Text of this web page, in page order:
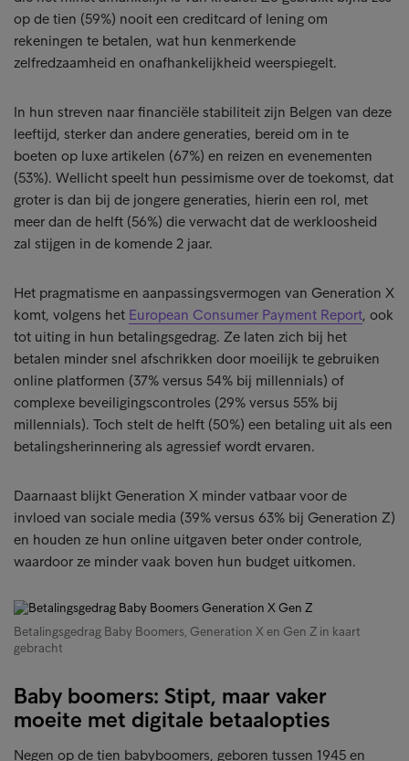
op de tien (59%) nooit een creditcard of lening om
rekeningen te betalen, wat hun kenmerkende
zelfredzaamheid en onafhankelijkheid weerspiegelt.
In hun streven naar financiële stabiliteit zijn Belgen van deze
leeftijd, sterker dan andere generaties, bereid om in te
boeten op luxe artikelen (67%) en reizen en evenementen
(53%). Wellicht speelt hun pessimisme over de toekomst, dat
groter is dan bij de jongere generaties, hierin een rol, met
meer dan de helft (56%) die verwacht dat de werkloosheid
zal stijgen in de komende 2 jaar.
Het pragmatisme en aanpassingsvermogen van Generation X
komt, volgens het European Consumer Payment Report, ook
tot uiting in hun betalingsgedrag. Ze laten zich bij het
betalen minder snel afschrikken door moeilijk te gebruiken
online platformen (37% versus 54% bij millennials) of
complexe beveiligingscontroles (29% versus 55% bij
millennials). Toch stelt de helft (50%) een betaling uit als een
betalingsherinnering als agressief wordt ervaren.
Daarnaast blijkt Generation X minder vatbaar voor de
invloed van sociale media (39% versus 63% bij Generation Z)
en houden ze hun online uitgaven beter onder controle,
waardoor ze minder vaak boven hun budget uitkomen.
Betalingsgedrag Baby Boomers, Generation X en Gen Z in kaart
gebracht
Baby boomers: Stipt, maar vaker
moeite met digitale betaalopties
Negen op de tien babyboomers, geboren tussen 1945 en